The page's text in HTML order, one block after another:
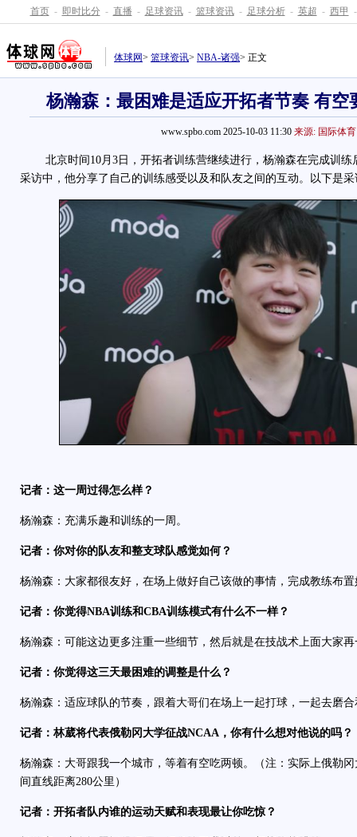
首页 - 即时比分 - 直播 - 足球资讯 - 篮球资讯 - 足球分析 - 英超 - 西甲 -
体球网> 篮球资讯> NBA-诸强> 正文
杨瀚森：最困难是适应开拓者节奏 有空
www.spbo.com 2025-10-03 11:30 来源: 国际体育
北京时间10月3日，开拓者训练营继续进行， 杨瀚森在完成训练
采访中，他分享了自己的训练感受以及和队友之间的互动。以下是
记者：这一周过得怎么样？
杨瀚森：充满乐趣和训练的一周。
记者：你对你的队友和整支球队感觉如何？
杨瀚森：大家都很友好，在场上做好自己该做的事情，完成教练布
记者：你觉得NBA训练和CBA训练模式有什么不一样？
杨瀚森：可能这边更多注重一些细节，然后就是在技战术上面大家
记者：你觉得这三天最困难的调整是什么？
杨瀚森：适应球队的节奏，跟着大哥们在场上一起打球，一起去磨
记者：林葳将代表俄勒冈大学征战NCAA，你有什么想对他说的吗？
杨瀚森：大哥跟我一个城市，等着有空吃两顿。（注：实际上俄勒
间直线距离280公里）
记者：开拓者队内谁的运动天赋和表现最让你吃惊？